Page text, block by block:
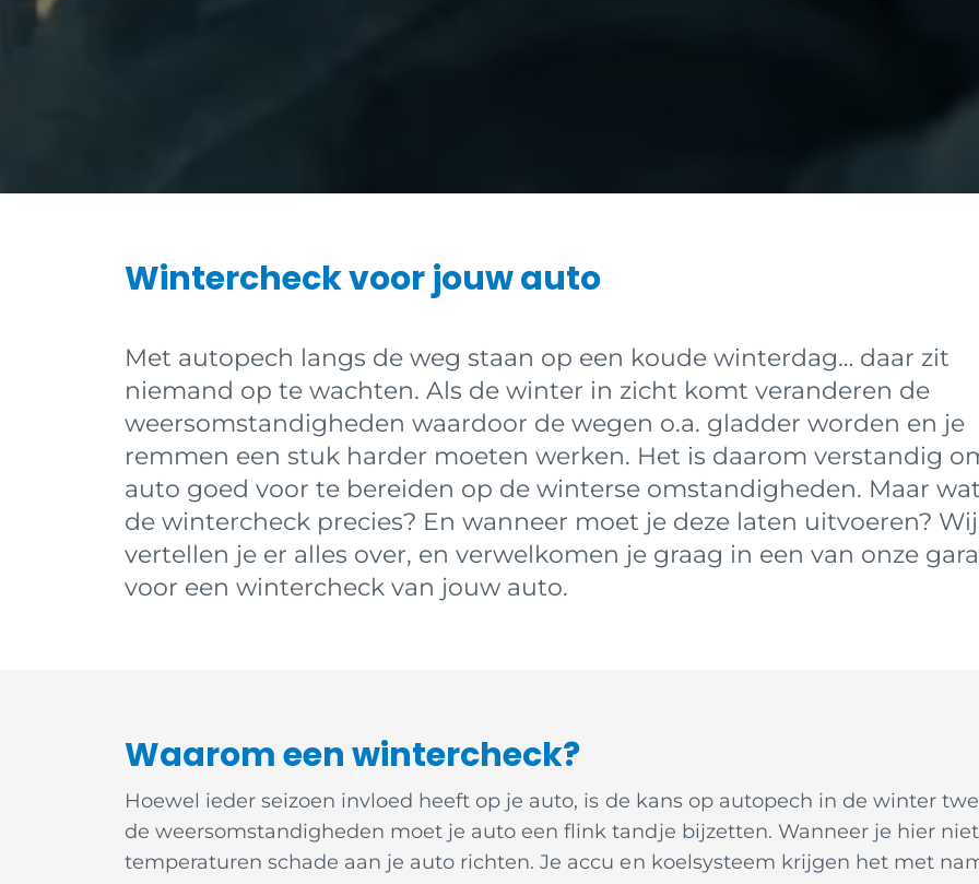
Wintercheck voor jouw auto
Met autopech langs de weg staan op een koude winterdag… daar zit
niemand op te wachten. Als de winter in zicht komt veranderen de
weersomstandigheden waardoor de wegen o.a. gladder worden en je
remmen een stuk harder moeten werken. Het is daarom verstandig
auto goed voor te bereiden op de winterse omstandigheden. Maar
de wintercheck precies? En wanneer moet je deze laten uitvoeren? Wij
vertellen je er alles over, en verwelkomen je graag in een van onze
voor een wintercheck van jouw auto.
Waarom een wintercheck?
Hoewel ieder seizoen invloed heeft op je auto, is de kans op autopech in de winter
de weersomstandigheden moet je auto een flink tandje bijzetten. Wanneer je hier
temperaturen schade aan je auto richten. Je accu en koelsysteem krijgen het met